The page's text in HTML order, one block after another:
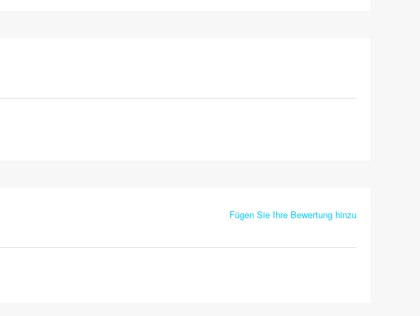
Fügen Sie Ihre Bewertung hinzu